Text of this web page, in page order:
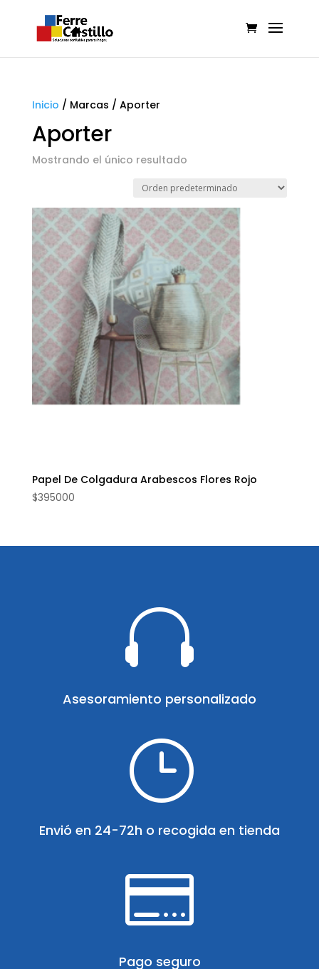
Inicio / Marcas / Aporter
Aporter
Mostrando el único resultado
Papel De Colgadura Arabescos Flores Rojo
$395000

Asesoramiento personalizado
}
Envió en 24-72h o recogida en tienda

Pago seguro